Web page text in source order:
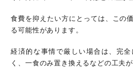
食費を抑えたい方にとっては、この
る可能性があります。
経済的な事情で厳しい場合は、完
く、一食のみ置き換えるなどの工夫が